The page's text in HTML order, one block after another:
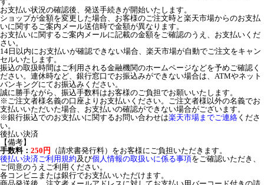
お支払い状況の確認後、発送手続きが開始いたします。
ショップが金額を変更した場合、お客様のご注文時と楽天市場からのお支払
いに関するご案内メール送信時で金額が異なります。
お支払いに関するご案内メールに記載の金額をご確認のうえ、お支払いくだ
さい。
14日以内にお支払いが確認できない場合、楽天市場が自動でご注文をキャン
セルいたします。
振込の取扱時間はご利用される金融機関のホームページなどを予めご確認く
ださい。連休時など、銀行窓口でお振込みができない場合は、ATMやネット
バンキングにてお振込みください。
誠に勝手ながら、振込手数料はお客様のご負担でお願いいたします。
※ご注文者様名義の口座よりお支払いください。ご注文者様以外の名義でお
支払いいただいた場合、お支払いの確認ができない場合がございます。
※銀行振込でのお支払いに関するお問い合わせは楽天市場までご連絡 くださ
い。
後払い決済
【備考】
手数料： 250円
（請求書発行料）をお客様にご負担いただきます。
後払い決済ご利用規約及び個人情報の取扱いに係る事項をご確認いただき、
ご同意のうえご利用ください。
各コンビニまたは銀行でお支払いいただけます。